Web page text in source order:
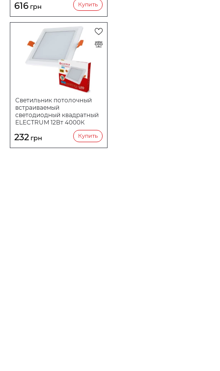
616 грн Купить
Светильник потолочный
встраиваемый
светодиодный квадратный
ELECTRUM 12Вт 4000К
QUADRO M B-LD-1961
232 грн Купить